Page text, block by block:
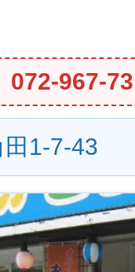
072-967-
1-7-43